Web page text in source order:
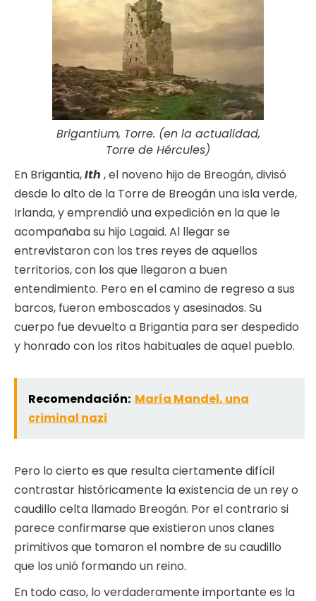
Brigantium, Torre. (en la actualidad,
Torre de Hércules)
En Brigantia,Ith , el noveno hijo de Breogán, divisó
desde lo alto de la Torre de Breogán una isla verde,
Irlanda, y emprendió una expedición en la que le
acompañaba su hijo Lagaid. Al llegar se
entrevistaron con los tres reyes de aquellos
territorios, con los que llegaron a buen
entendimiento. Pero en el camino de regreso a sus
barcos, fueron emboscados y asesinados. Su
cuerpo fue devuelto a Brigantia para ser despedido
y honrado con los ritos habituales de aquel pueblo.
Recomendación: María Mandel, una
criminal nazi
Pero lo cierto es que resulta ciertamente difícil
contrastar históricamente la existencia de un rey o
caudillo celta llamado Breogán. Por el contrario si
parece confirmarse que existieron unos clanes
primitivos que tomaron el nombre de su caudillo
que los unió formando un reino.
En todo caso, lo verdaderamente importante es la